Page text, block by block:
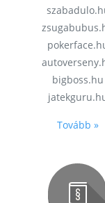
bigboss.hu
Tovább »